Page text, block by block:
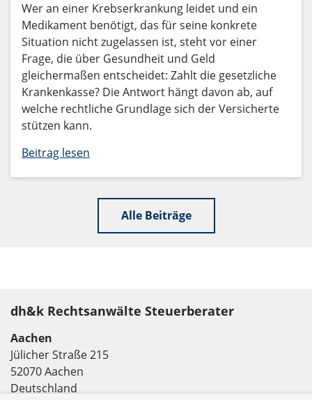
Wer an einer Krebserkrankung leidet und ein
Medikament benötigt, das für seine konkrete
Situation nicht zugelassen ist, steht vor einer
Frage, die über Gesundheit und Geld
gleichermaßen entscheidet: Zahlt die gesetzliche
Krankenkasse? Die Antwort hängt davon ab, auf
welche rechtliche Grundlage sich der Versicherte
stützen kann.
Beitrag lesen
Alle Beiträge
dh&k Rechtsanwälte Steuerberater
Aachen
Jülicher Straße 215
52070 Aachen
Deutschland